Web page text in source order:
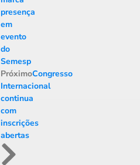
presença
em
evento
do
Semesp
PróximoCongresso
Internacional
continua
com
inscrições
abertas